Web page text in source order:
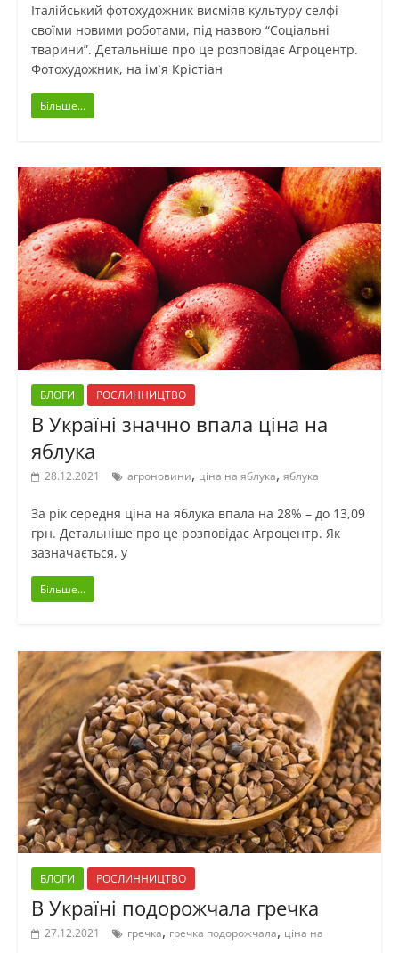
Італійський фотохудожник висміяв культуру селфі
своїми новими роботами, під назвою “Соціальні
тварини”. Детальніше про це розповідає Агроцентр.
Фотохудожник, на ім`я Крістіан
Більше...
БЛОГИ РОСЛИННИЦТВО
В Україні значно впала ціна на
яблука
28.12.2021 агроновини, ціна на яблука, яблука
За рік середня ціна на яблука впала на 28% – до 13,09
грн. Детальніше про це розповідає Агроцентр. Як
зазначається, у
Більше...
БЛОГИ РОСЛИННИЦТВО
В Україні подорожчала гречка
27.12.2021 гречка, гречка подорожчала, ціна на